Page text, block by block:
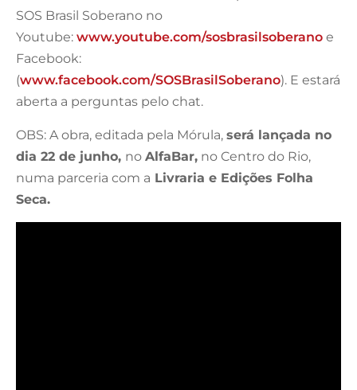
SOS Brasil Soberano no
Youtube: www.youtube.com/sosbrasilsoberano e
Facebook:
(www.facebook.com/SOSBrasilSoberano). E estará
aberta a perguntas pelo chat.
OBS: A obra, editada pela Mórula, será lançada no
dia 22 de junho, no AlfaBar, no Centro do Rio,
numa parceria com a Livraria e Edições Folha
Seca.